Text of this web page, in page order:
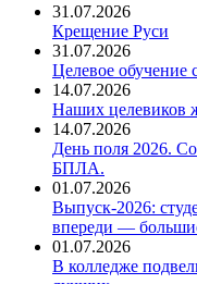
31.07.2026
Крещение Руси
31.07.2026
Целевое обучение
14.07.2026
Наших целевиков
14.07.2026
День поля 2026.
БПЛА.
01.07.2026
Выпуск-2026:
впереди —
01.07.2026
В колледже